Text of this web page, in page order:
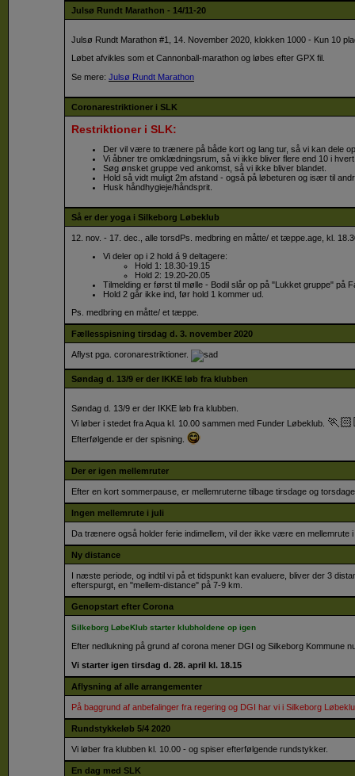
Julsø Rundt Marathon - 14/11-20
Julsø Rundt Marathon #1, 14. November 2020, klokken 1000 - Kun 10
Løbet afvikles som et Cannonball-marathon og løbes efter GPX fil.
Se mere: Julsø Rundt Marathon
Coronarestriktioner i SLK
Restriktioner i SLK:
Der vil være to trænere på både kort og lang tur, så vi kan dele
Vi åbner tre omklædningsrum, så vi ikke bliver flere end 10 i
Søg ønsket gruppe ved ankomst, så vi ikke bliver blandet.
Hold så vidt muligt 2m afstand - også på løbeturen og især til
Husk håndhygieje/håndsprit.
Så er der yoga i Silkeborg Løbeklub
12. nov. - 17. dec., alle torsdPs. medbring en måtte/ et tæppe.age, kl.
Vi deler op i 2 hold á 9 deltagere:
Hold 1: 18.30-19.15
Hold 2: 19.20-20.05
Tilmelding er først til mølle - Bodil slår op på "Lukket gruppe" på
Hold 2 går ikke ind, før hold 1 kommer ud.
Ps. medbring en måtte/ et tæppe.
Fællesspisning tirsdag d. 3. november 2020
Aflyst pga. coronarestriktioner.
Søndag d. 13/9 er der IKKE løb fra klubben
Søndag d. 13/9 er der IKKE løb fra klubben.
Vi løber i stedet fra Aqua kl. 10.00 sammen med Funder Løbeklub. 🏃🏻
Efterfølgende er der spisning. 😋
Der er igen mellemruter
Efter en kort sommerpause, er mellemruterne tilbage tirsdage og
Ingen mellemrute i juli
Da trænere også holder ferie indimellem, vil der ikke være en mellemrute i
Ny distance
I næste periode, og indtil vi på et tidspunkt kan evaluere, bliver der 3
efterspurgt, en "mellem-distance" på 7-9 km.
Genopstart efter Corona
Silkeborg LøbeKlub starter klubholdene op igen
Efter nedlukning på grund af corona mener DGI og Silkeborg Kommune
Vi starter igen tirsdag d. 28. april kl. 18.15
Aflysning af alle arrangementer
På baggrund af anbefalinger fra regering og DGI har vi i Silkeborg
Rundstykkeløb 5/4 2020
Vi løber fra klubben kl. 10.00 - og spiser efterfølgende rundstykker.
En dag med SLK